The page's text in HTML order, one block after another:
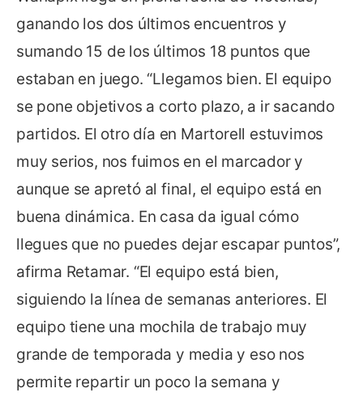
ganando los dos últimos encuentros y
sumando 15 de los últimos 18 puntos que
estaban en juego. “Llegamos bien. El equipo
se pone objetivos a corto plazo, a ir sacando
partidos. El otro día en Martorell estuvimos
muy serios, nos fuimos en el marcador y
aunque se apretó al final, el equipo está en
buena dinámica. En casa da igual cómo
llegues que no puedes dejar escapar puntos”,
afirma Retamar. “El equipo está bien,
siguiendo la línea de semanas anteriores. El
equipo tiene una mochila de trabajo muy
grande de temporada y media y eso nos
permite repartir un poco la semana y